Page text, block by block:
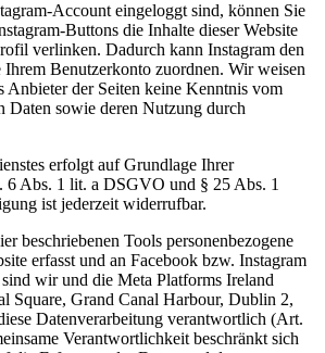
Account eingeloggt sind, können Sie
Buttons die Inhalte dieser Website
verlinken. Dadurch kann Instagram den
Ihrem Benutzerkonto zuordnen. Wir weisen
Anbieter der Seiten keine Kenntnis vom
Daten sowie deren Nutzung durch
erfolgt auf Grundlage Ihrer
Abs. 1 lit. a DSGVO und § 25 Abs. 1
ist jederzeit widerrufbar.
beschriebenen Tools personenbezogene
erfasst und an Facebook bzw. Instagram
wir und die Meta Platforms Ireland
Square, Grand Canal Harbour, Dublin 2,
Datenverarbeitung verantwortlich (Art.
Verantwortlichkeit beschränkt sich